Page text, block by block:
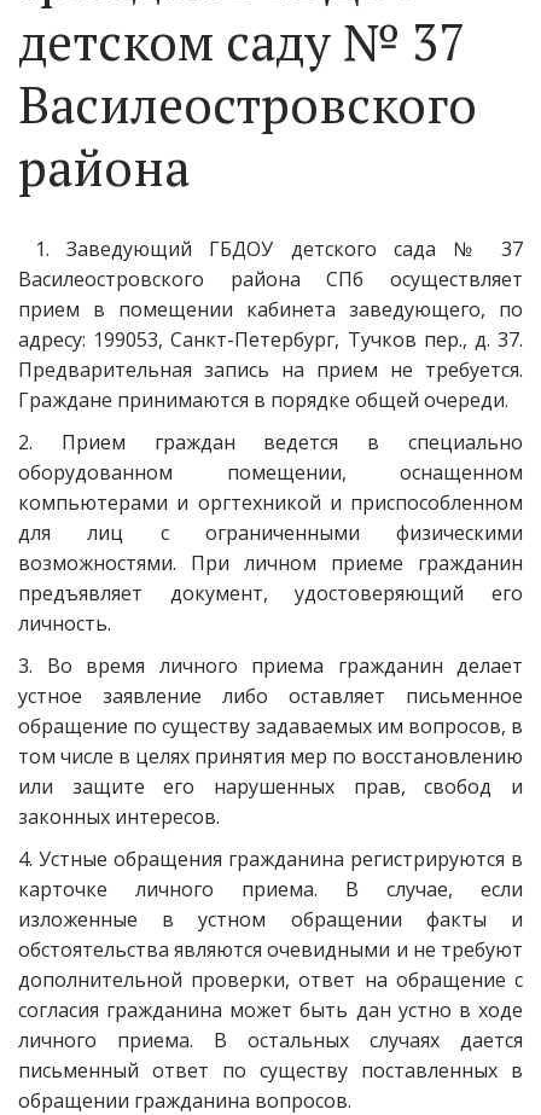
детском саду № 37
Василеостровского
района
1. Заведующий ГБДОУ детского сада № 37
Василеостровского района СПб осуществляет
прием в помещении кабинета заведующего, по
адресу: 199053, Санкт-Петербург, Тучков пер., д. 37.
Предварительная запись на прием не требуется.
Граждане принимаются в порядке общей очереди.
2. Прием граждан ведется в специально
оборудованном помещении, оснащенном
компьютерами и оргтехникой и приспособленном
для лиц с ограниченными физическими
возможностями. При личном приеме гражданин
предъявляет документ, удостоверяющий его
личность.
3. Во время личного приема гражданин делает
устное заявление либо оставляет письменное
обращение по существу задаваемых им вопросов, в
том числе в целях принятия мер по восстановлению
или защите его нарушенных прав, свобод и
законных интересов.
4. Устные обращения гражданина регистрируются в
карточке личного приема. В случае, если
изложенные в устном обращении факты и
обстоятельства являются очевидными и не требуют
дополнительной проверки, ответ на обращение с
согласия гражданина может быть дан устно в ходе
личного приема. В остальных случаях дается
письменный ответ по существу поставленных в
обращении гражданина вопросов.